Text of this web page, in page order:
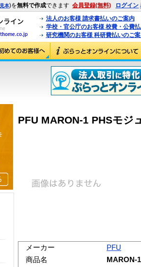
見本)を無料で作成できます 会員登録(無料) ログイン
法人のお客様 請求書払いのご案内
学校・官公庁のお客様 校費・公費
研究機関のお客様 科研費払いのご
PFU MARON-1 PHSモジ
メーカー
PFU
商品名
MARON-